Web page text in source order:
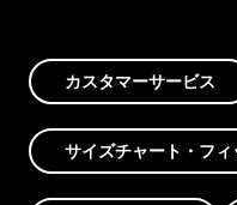
カスタマーサービス
サイズチャート・フィ